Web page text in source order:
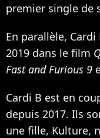
premier single de
En parallèle,
2019 dans le film
Fast and Furious 9
Cardi B est en
depuis 2017. Ils
une fille, Kulture,